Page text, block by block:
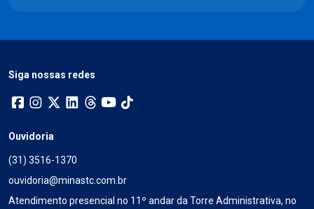
Siga nossas redes
Ouvidoria
(31) 3516-1370
ouvidoria@minastc.com.br
Atendimento presencial no 11º andar da Torre Administrativa, no